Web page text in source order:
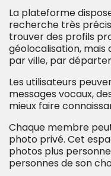
La plateforme
recherche très
trouver des profils
géolocalisation,
par ville, par
Les utilisateurs
messages vocaux,
mieux faire
Chaque membre
photo privé. Cet
photos plus
personnes de son